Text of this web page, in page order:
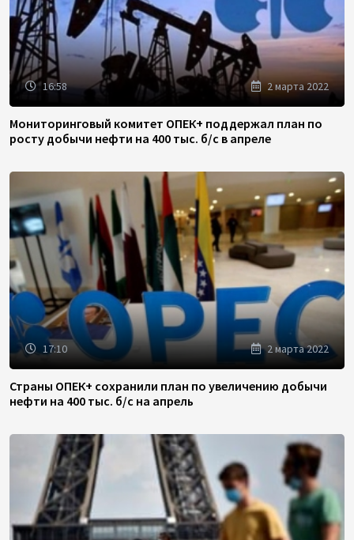
16:58 2 марта 2022
Мониторинговый комитет ОПЕК+ поддержал план по
росту добычи нефти на 400 тыс. б/с в апреле
17:10 2 марта 2022
Страны ОПЕК+ сохранили план по увеличению добычи
нефти на 400 тыс. б/с на апрель